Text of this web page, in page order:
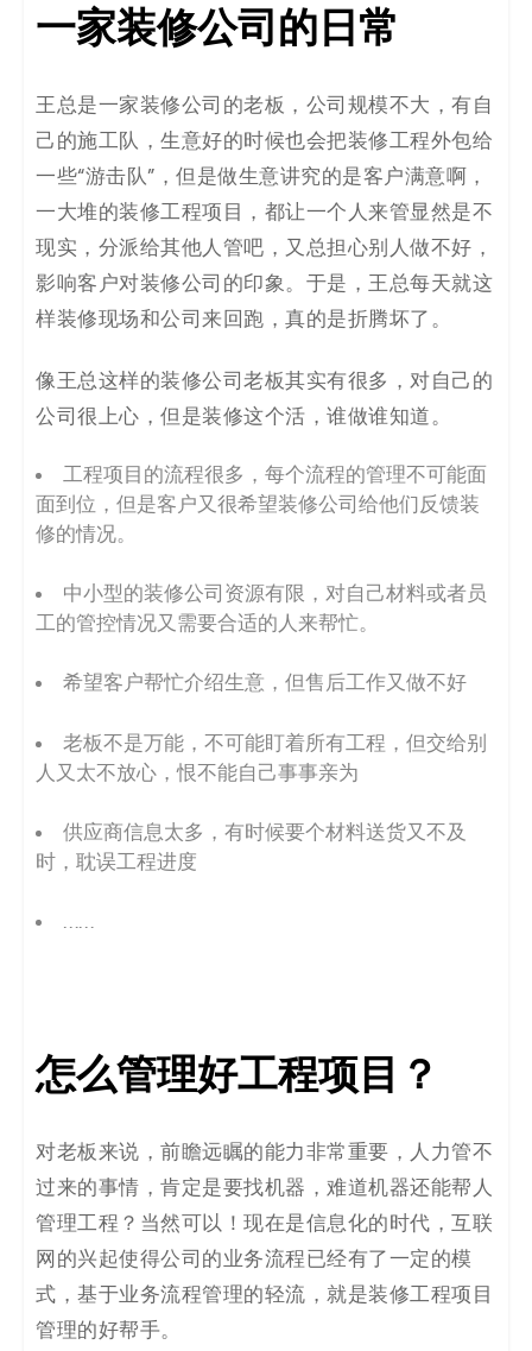
码
案
例
白
皮
书
一家装修公司的日常
王总是一家装修公司的老板，公司规模不大，有自
己的施工队，生意好的时候也会把装修工程外包给
一些“游击队”，但是做生意讲究的是客户满意啊，
一大堆的装修工程项目，都让一个人来管显然是不
现实，分派给其他人管吧，又总担心别人做不好，
影响客户对装修公司的印象。于是，王总每天就这
样装修现场和公司来回跑，真的是折腾坏了。
像王总这样的装修公司老板其实有很多，对自己的
公司很上心，但是装修这个活，谁做谁知道。
工程项目的流程很多，每个流程的管理不可能面
面到位，但是客户又很希望装修公司给他们反馈装
修的情况。
中小型的装修公司资源有限，对自己材料或者员
工的管控情况又需要合适的人来帮忙。
希望客户帮忙介绍生意，但售后工作又做不好
老板不是万能，不可能盯着所有工程，但交给别
人又太不放心，恨不能自己事事亲为
供应商信息太多，有时候要个材料送货又不及
时，耽误工程进度
……
怎么管理好工程项目？
对老板来说，前瞻远瞩的能力非常重要，人力管不
过来的事情，肯定是要找机器，难道机器还能帮人
管理工程？当然可以！现在是信息化的时代，互联
网的兴起使得公司的业务流程已经有了一定的模
式，基于业务流程管理的轻流，就是装修工程项目
管理的好帮手。